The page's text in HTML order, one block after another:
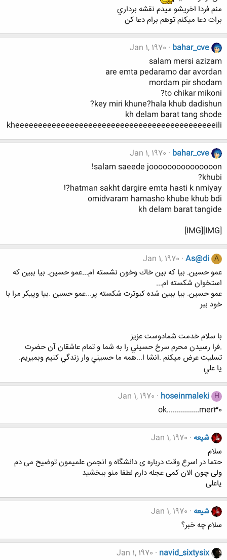
منم فردا اخريشو ميدم نقشه برداري
برات دعا ميكنم توهم برام دعا كن
bahar_cve
Jan 1, 1970
salam mersi azizam
are emta pedaramo dar avordan
mordam pir shodam
to chikar mikoni?
key miri khune?hala khub dadishun?
kh delam barat tang shode
kheeeeeeeeeeeeeeeeeeeeeeeeeeeeeeeeeeeeeeeeeeeeili
bahar_cve
Jan 1, 1970
salam saeede jooooooooooooooon!
khubi?
hatman sakht dargire emta hasti k nmiyay?!
omidvaram hamasho khube khub bdi
kh delam barat tangide
[IMG][IMG]
A
As@di
Jan 1, 1970
عمو حسين. بيا كه بين خاك وخون نشسته ام...عمو حسين. بيا ببين كه
استخوان شكسته ام...
عمو حسين. بيا ببين شده كبوترت شكسته پر...عمو حسين .بيا وپيكر مرا با
خود ببر
با سلام خدمت شمادوست عزيز
.فرا رسيدن محرم سرخ حسيني را به شما و تمام عاشقان آن حضرت
تسليت عرض ميكنم .انشا ا...همه ما حسيني وار زندگي كنيم وبميريم.
يا علي
H
hoseinmaleki
Jan 1, 1970
ok................mer30
شیعه Jan 1, 1970
سلام
حتما در اسرع وقت درباره ی دانشگاه و انجمن علمیمون توضیح می دم
ولی چون الان کمی عجله دارم لطفا منو ببخشید
یاعلی
شیعه Jan 1, 1970
سلام چه خبر؟
navid_sixtysix
Jan 1, 1970